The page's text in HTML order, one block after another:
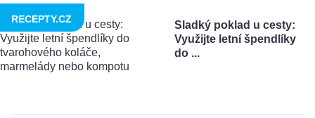
Sladký poklad u cesty:
Využijte letní špendlíky
do ...
RECEPTY.CZ